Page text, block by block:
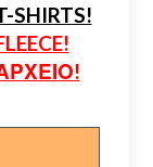
SHIRTS!